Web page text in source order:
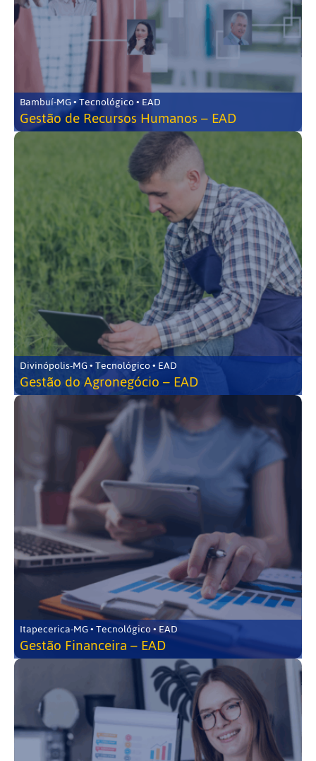
Bambuí-MG • Tecnológico • EAD
Gestão de Recursos Humanos – EAD
Divinópolis-MG • Tecnológico • EAD
Gestão do Agronegócio – EAD
Itapecerica-MG • Tecnológico • EAD
Gestão Financeira – EAD